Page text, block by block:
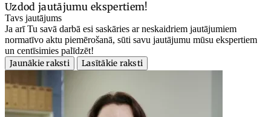
Uzdod jautājumu ekspertiem!
Tavs jautājums
Ja arī Tu savā darbā esi saskāries ar neskaidriem jautājumiem
normatīvo aktu piemērošanā, sūti savu jautājumu mūsu ekspertiem
un centīsimies palīdzēt!
Jaunākie raksti
Lasītākie raksti